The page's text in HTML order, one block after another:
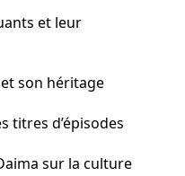
et leur
son héritage
titres d’épisodes
sur la culture